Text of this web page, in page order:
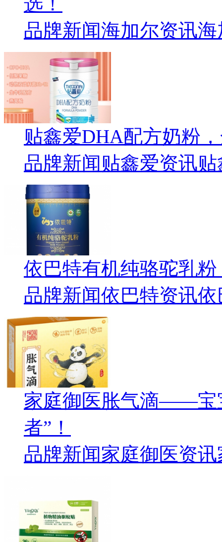
品牌新闻海加尔资讯海
贴鑫爱DHA配方奶粉
品牌新闻贴鑫爱资讯
依巴特有机纯骆驼乳
品牌新闻依巴特资讯依
家庭御医胀气滴——宝
者”！
品牌新闻家庭御医资讯